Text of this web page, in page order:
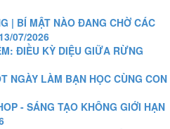
| BÍ MẬT NÀO ĐANG CHỜ CÁC
07/2026
ĐIỀU KỲ DIỆU GIỮA RỪNG
NGÀY LÀM BẠN HỌC CÙNG CON
- SÁNG TẠO KHÔNG GIỚI HẠN